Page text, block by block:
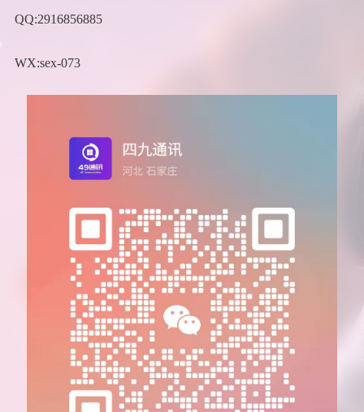
QQ:2916856885
WX:sex-073